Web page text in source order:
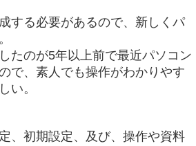
する必要があるので、新しくパ
たのが5年以上前で最近パソコン
で、素人でも操作がわかりやす
い。
、初期設定、及び、操作や資料